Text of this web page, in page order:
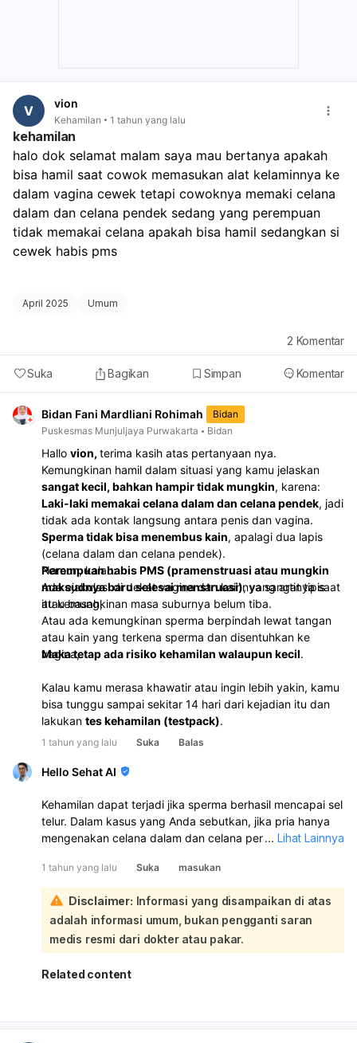
V vion
Kehamilan 1 tahun yang lalu
kehamilan
halo dok selamat malam saya mau bertanya apakah
bisa hamil saat cowok memasukan alat kelaminnya ke
dalam vagina cewek tetapi cowoknya memaki celana
dalam dan celana pendek sedang yang perempuan
tidak memakai celana apakah bisa hamil sedangkan si
cewek habis pms
April 2025 Umum
Suka Bagikan Simpan Komentar
2 Komentar
Bidan Fani Mardliani Rohimah
Bidan
Puskesmas Munjuljaya Purwakarta
Bidan
Hallo vion, terima kasih atas pertanyaan nya.
Kemungkinan hamil dalam situasi yang kamu jelaskan
sangat kecil, bahkan hampir tidak mungkin, karena:
Laki-laki memakai celana dalam dan celana pendek, jadi
tidak ada kontak langsung antara penis dan vagina.
Sperma tidak bisa menembus kain, apalagi dua lapis
(celana dalam dan celana pendek).
Perempuan habis PMS (pramenstruasi atau mungkin
maksudnya baru selesai menstruasi), yang artinya saat
itu kemungkinan masa suburnya belum tiba.
Namun, kalau:
Ada ejakulasi di dekat vagina dan kainnya sangat tipis
atau basah,
Atau ada kemungkinan sperma berpindah lewat tangan
atau kain yang terkena sperma dan disentuhkan ke
vagina,
Maka tetap ada risiko kehamilan walaupun kecil.
Kalau kamu merasa khawatir atau ingin lebih yakin, kamu
bisa tunggu sampai sekitar 14 hari dari kejadian itu dan
lakukan tes kehamilan (testpack).
1 tahun yang lalu Suka Balas
Hello Sehat AI
Kehamilan dapat terjadi jika sperma berhasil mencapai sel
telur. Dalam kasus yang Anda sebutkan, jika pria hanya
mengenakan celana dalam dan celana pendek, ada
ke vagina, terutama jika ada kontak langsung dan cairan
praejakulasi yang mengandung sperma.:
Namun, jika pria tidak ejakulasi dan tidak ada cairan yang
keluar, risiko kehamilan sangat kecil. Selain itu, jika
perempuan baru saja selesai menstruasi, kemungkinan
untuk hamil juga lebih rendah karena biasanya ovulasi
terjadi sekitar 14 hari setelah menstruasi. Meskipun
kontrasepsi yang aman. Jika Anda memiliki kekhawatiran
... Lihat Lainnya
1 tahun yang lalu Suka masukan
Disclaimer: Informasi yang disampaikan di atas
adalah informasi umum, bukan pengganti saran
medis resmi dari dokter atau pakar.
Related content